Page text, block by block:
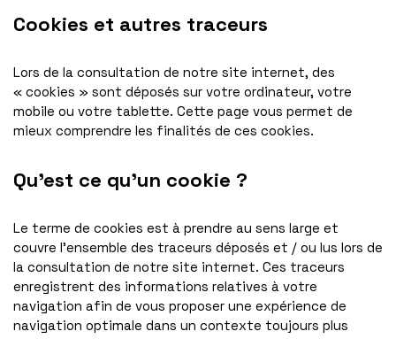
Cookies et autres traceurs
Lors de la consultation de notre site internet, des
« cookies » sont déposés sur votre ordinateur, votre
mobile ou votre tablette. Cette page vous permet de
mieux comprendre les finalités de ces cookies.
Qu’est ce qu’un cookie ?
Le terme de cookies est à prendre au sens large et
couvre l’ensemble des traceurs déposés et / ou lus lors de
la consultation de notre site internet. Ces traceurs
enregistrent des informations relatives à votre
navigation afin de vous proposer une expérience de
navigation optimale dans un contexte toujours plus